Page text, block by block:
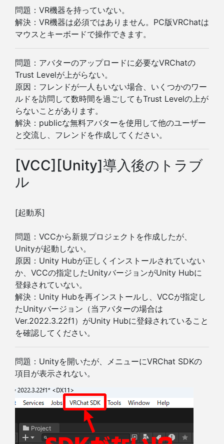
問題：VR機器を持っていない。
解決：VR機器は必須ではありません。PC版VRChatは
マウスとキーボードで操作できます。
問題：アバターのアップロードに必要なVRChatの
Trust Levelが上がらない。
原因：フレンドが一人もいない場合、いくつかのワー
ルドを訪問して数時間を過ごしてもTrust Levelの上が
らないことがあります。
解決：publicな無料アバターを使用して他のユーザー
と交流し、フレンドを作成してください。
[VCC][Unity]導入後のトラブ
ル
[起動系]
問題：VCCから新規プロジェクトを作成したが、
Unityが起動しない。
原因：Unity Hubが正しくインストールされていない
か、VCCの指定したUnityバージョンがUnity Hubに
登録されていない。
解決：Unity Hubを再インストールし、VCCが指定し
たUnityバージョン（当アバターの場合は
Ver.2022.3.22f1）がUnity Hubに登録されていること
を確認してください。
問題：Unityを開いたが、メニューにVRChat SDKの
項目が表示されない。